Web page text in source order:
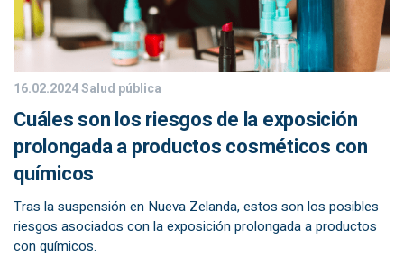
16.02.2024Salud pública
Cuáles son los riesgos de la exposición
prolongada a productos cosméticos con
químicos
Tras la suspensión en Nueva Zelanda, estos son los posibles
riesgos asociados con la exposición prolongada a productos
con químicos.